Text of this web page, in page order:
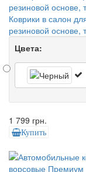
Коврики в салон
резиновой основе,
Цвета:
1 799 грн.
Купить